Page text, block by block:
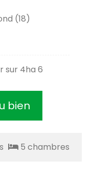
Ha